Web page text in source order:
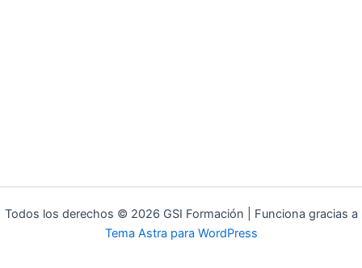
Todos los derechos © 2026 GSI Formación | Funciona gracias a
Tema Astra para WordPress